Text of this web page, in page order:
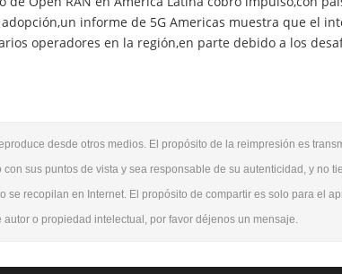
informe de 5G Americas muestra que el
operadores en la región,en parte debido a los
desde otros medios. El propósito de la reimpresión es
con sus puntos de vista y sea responsable de su autenticidad, y no
se recopilan en Internet. El propósito de compartir es solo para el
o propiedad intelectual, por favor déjenos un mensaje.